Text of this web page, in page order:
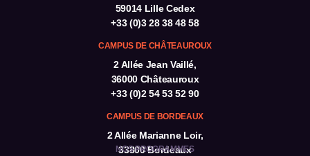
59014 Lille Cedex
+33 (0)3 28 38 48 58
CAMPUS DE CHÂTEAUROUX
2 Allée Jean Vaillé,
36000 Châteauroux
+33 (0)2 54 53 52 90
CAMPUS DE BORDEAUX
2 Allée Marianne Loir,
33800 Bordeaux
NOS PROGRAMMES